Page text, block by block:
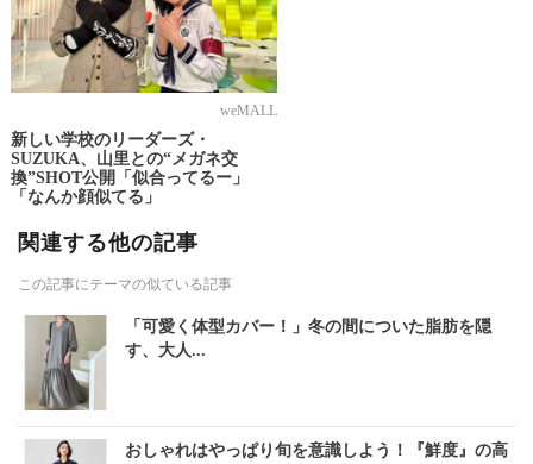
weMALL
新しい学校のリーダーズ・
SUZUKA、山里との“メガネ交
換”SHOT公開「似合ってるー」
「なんか顔似てる」
関連する他の記事
この記事にテーマの似ている記事
「可愛く体型カバー！」冬の間についた脂肪を隠
す、大人...
おしゃれはやっぱり旬を意識しよう！『鮮度』の高